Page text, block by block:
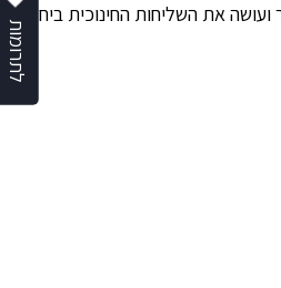
את השליחות החינוכית ביחד
לתרומות